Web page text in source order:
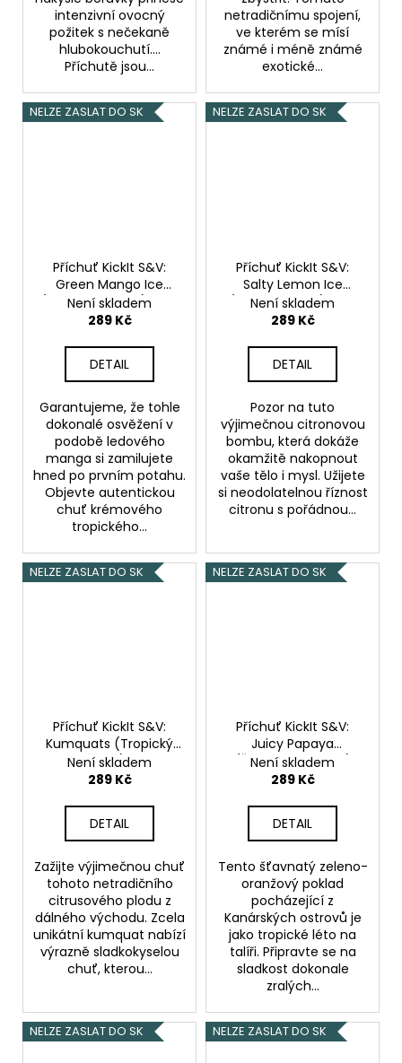
intenzivní ovocný
požitek s nečekaně
hlubokouchutí....
Příchutě jsou...
netradičnímu spojení,
ve kterém se mísí
známé i méně známé
exotické...
NELZE ZASLAT DO SK
Příchuť KickIt S&V:
Green Mango Ice
(Ledové mango) 10ml
Není skladem
289 Kč
DETAIL
Garantujeme, že tohle
dokonalé osvěžení v
podobě ledového
manga si zamilujete
hned po prvním potahu.
Objevte autentickou
chuť krémového
tropického...
NELZE ZASLAT DO SK
Příchuť KickIt S&V:
Salty Lemon Ice
(Ledový citron) 10ml
Není skladem
289 Kč
DETAIL
Pozor na tuto
výjimečnou citronovou
bombu, která dokáže
okamžitě nakopnout
vaše tělo i mysl. Užijete
si neodolatelnou říznost
citronu s pořádnou...
NELZE ZASLAT DO SK
Příchuť KickIt S&V:
Kumquats (Tropický
kumquat) 10ml
Není skladem
289 Kč
DETAIL
Zažijte výjimečnou chuť
tohoto netradičního
citrusového plodu z
dálného východu. Zcela
unikátní kumquat nabízí
výrazně sladkokyselou
chuť, kterou...
NELZE ZASLAT DO SK
Příchuť KickIt S&V:
Juicy Papaya
(Šťavnatá papája)
10ml
Není skladem
289 Kč
DETAIL
Tento šťavnatý zeleno-
oranžový poklad
pocházející z
Kanárských ostrovů je
jako tropické léto na
talíři. Připravte se na
sladkost dokonale
zralých...
NELZE ZASLAT DO SK NELZE ZASLAT DO SK